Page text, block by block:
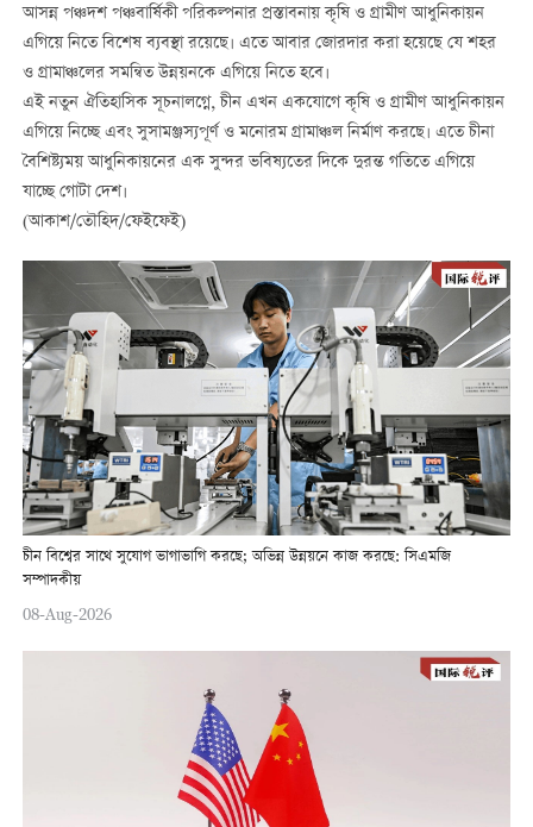
আসন্ন পঞ্চদশ পঞ্চবার্ষিকী পরিকল্পনার প্রস্তাবনায় কৃষি ও গ্রামীণ আধুনিকায়ন
এগিয়ে নিতে বিশেষ ব্যবস্থা রয়েছে। এতে আবার জোরদার করা হয়েছে যে শহর
ও গ্রামাঞ্চলের সমন্বিত উন্নয়নকে এগিয়ে নিতে হবে।
এই নতুন ঐতিহাসিক সূচনালগ্নে, চীন এখন একযোগে কৃষি ও গ্রামীণ আধুনিকায়ন
এগিয়ে নিচ্ছে এবং সুসামঞ্জস্যপূর্ণ ও মনোরম গ্রামাঞ্চল নির্মাণ করছে। এতে চীনা
বৈশিষ্ট্যময় আধুনিকায়নের এক সুন্দর ভবিষ্যতের দিকে দুরন্ত গতিতে এগিয়ে
যাচ্ছে গোটা দেশ।
(আকাশ/তৌহিদ/ফেইফেই)
চীন বিশ্বের সাথে সুযোগ ভাগাভাগি করছে; অভিন্ন উন্নয়নে কাজ করছে: সিএমজি
সম্পাদকীয়
08-Aug-2026